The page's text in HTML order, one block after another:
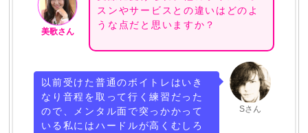
美歌さん
スンやサービスとの違いはどのよ
うな点だと思いますか？
Sさん
以前受けた普通のボイトレはいき
なり音程を取って行く練習だった
ので、メンタル面で突っかかって
いる私にはハードルが高くむしろ